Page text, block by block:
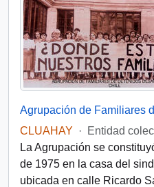
CLUAHAY
· Entidad
La Agrupación se
de 1975 en la casa del
ubicada en calle Ricardo